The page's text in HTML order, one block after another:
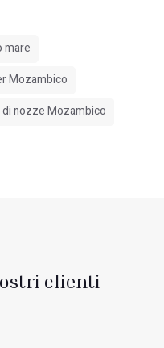
mare
Mozambico
nozze Mozambico
clienti